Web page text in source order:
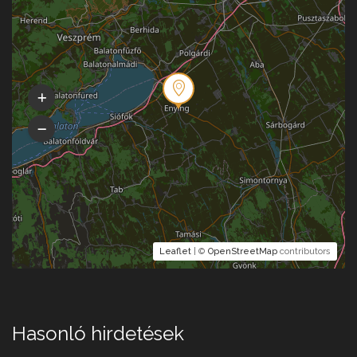
Leaflet | © OpenStreetMap contributors
Hasonló hirdetések